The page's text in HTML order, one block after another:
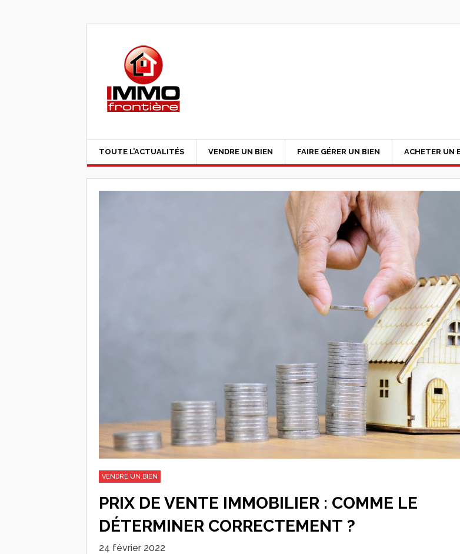
TOUTE L’ACTUALITÉS VENDRE UN BIEN FAIRE GÉRER UN BIEN ACHETER UN
VENDRE UN BIEN
PRIX DE VENTE IMMOBILIER : COMME LE
DÉTERMINER CORRECTEMENT ?
24 février 2022